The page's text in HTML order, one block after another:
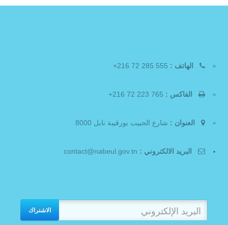
الهاتف :
الفاكس :
العنوان : شارع الحبيب بورقيبة نابل 8000
البريد الالكتروني :
الاشتراك